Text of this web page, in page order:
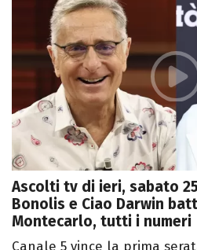
Ascolti tv di ieri, sabato
Bonolis e Ciao Darwin
Montecarlo, tutti i numeri
Canale 5 vince la prima